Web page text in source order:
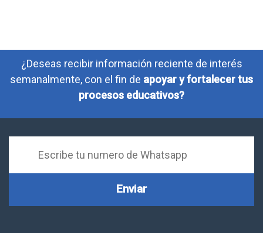
¿Deseas recibir información reciente de interés
semanalmente, con el fin de apoyar y fortalecer tus
procesos educativos?